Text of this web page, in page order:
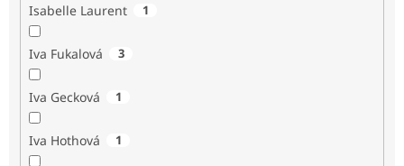
Isabelle Laurent 1
Iva Fukalová 3
Iva Gecková 1
Iva Hothová 1